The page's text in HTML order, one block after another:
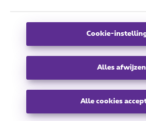
groep
Algemene voorwaarden, consumenteninfo en
Deze website is ontwikkeld en wordt beheerd
Cookie-
Alles afwijzen
Alle cookies